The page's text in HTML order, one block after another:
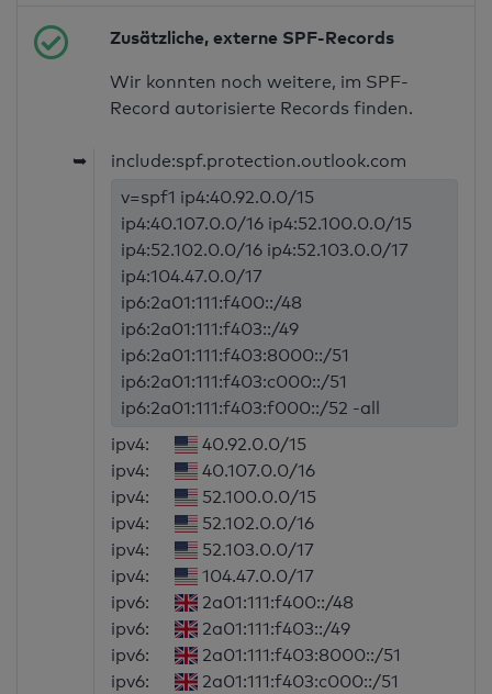
Zusätzliche, externe SPF-Records
Wir konnten noch weitere, im SPF-
Record autorisierte Records finden.
➥
include:spf.protection.outlook.com
v=spf1 ip4:40.92.0.0/15
ip4:40.107.0.0/16 ip4:52.100.0.0/15
ip4:52.102.0.0/16 ip4:52.103.0.0/17
ip4:104.47.0.0/17
ip6:2a01:111:f400::/48
ip6:2a01:111:f403::/49
ip6:2a01:111:f403:8000::/51
ip6:2a01:111:f403:c000::/51
ip6:2a01:111:f403:f000::/52 -all
ipv4:
40.92.0.0/15
ipv4:
40.107.0.0/16
ipv4:
52.100.0.0/15
ipv4:
52.102.0.0/16
ipv4:
52.103.0.0/17
ipv4:
104.47.0.0/17
ipv6:
2a01:111:f400::/48
ipv6:
2a01:111:f403::/49
ipv6:
2a01:111:f403:8000::/51
ipv6:
2a01:111:f403:c000::/51